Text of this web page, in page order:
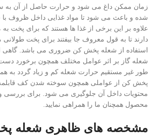
زمان ممکن داغ می شود و حرارت حاصل از آن به
شده و باعث می شود تا مواد غذایی داخل ظروف با
علاوه بر این برخی از غذا ها هستند که برای پخت
دارند تا به قول معروف جا بیفتند برای پخت طولانی
استفاده از شعله پخش‌ کن ضروری می باشد. گاهی
شعله گاز بر اثر عوامل مختلف همچون برخورد دست
طور غیر مستقیم حرارت شعله کم و زیاد گردد به
پخش کن از عواملی همچون سوخته شدن کف
محتویات داخل آن جلوگیری می شود. برای بررسی
محصول همچنان ما را همراهی نمایید.
مشخصه های ظاهری شعله